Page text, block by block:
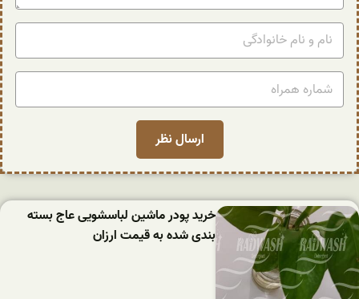
خرید پودر ماشین لباسشویی عاج بسته
بندی شده به قیمت ارزان